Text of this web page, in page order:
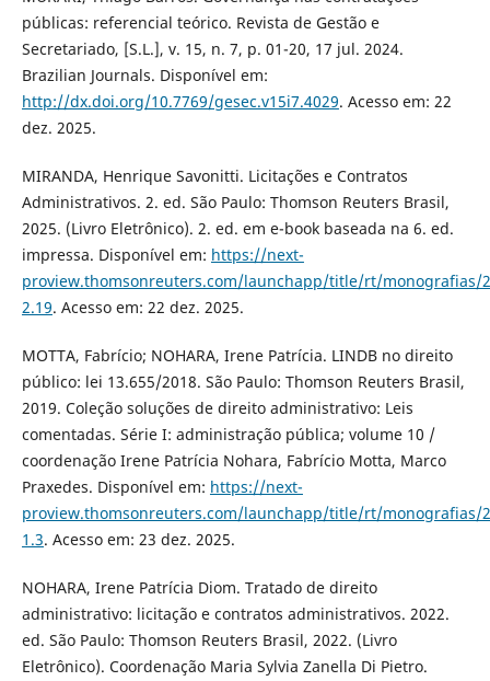
públicas: referencial teórico. Revista de Gestão e
Secretariado, [S.L.], v. 15, n. 7, p. 01-20, 17 jul. 2024.
Brazilian Journals. Disponível em:
http://dx.doi.org/10.7769/gesec.v15i7.4029. Acesso em: 22
dez. 2025.
MIRANDA, Henrique Savonitti. Licitações e Contratos
Administrativos. 2. ed. São Paulo: Thomson Reuters Brasil,
2025. (Livro Eletrônico). 2. ed. em e-book baseada na 6. ed.
impressa. Disponível em: https://next-
proview.thomsonreuters.com/launchapp/title/rt/monografias/
2.19. Acesso em: 22 dez. 2025.
MOTTA, Fabrício; NOHARA, Irene Patrícia. LINDB no direito
público: lei 13.655/2018. São Paulo: Thomson Reuters Brasil,
2019. Coleção soluções de direito administrativo: Leis
comentadas. Série I: administração pública; volume 10 /
coordenação Irene Patrícia Nohara, Fabrício Motta, Marco
Praxedes. Disponível em: https://next-
proview.thomsonreuters.com/launchapp/title/rt/monografias/
1.3. Acesso em: 23 dez. 2025.
NOHARA, Irene Patrícia Diom. Tratado de direito
administrativo: licitação e contratos administrativos. 2022.
ed. São Paulo: Thomson Reuters Brasil, 2022. (Livro
Eletrônico). Coordenação Maria Sylvia Zanella Di Pietro.